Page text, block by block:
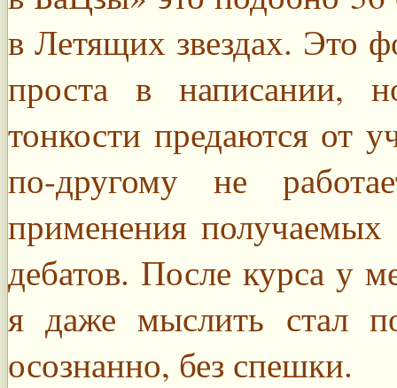
в Летящих звездах. Это
проста в
тонкости предаются от
по-другому не
применения
дебатов. После курса у
я даже мыслить стал
осознанно, без спешки.